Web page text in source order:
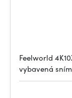
Feelworld
vybavená